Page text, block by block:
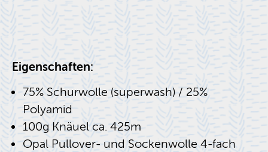
Eigenschaften:
75% Schurwolle (superwash) / 25%
Polyamid
100g Knäuel ca. 425m
Opal Pullover- und Sockenwolle 4-fach